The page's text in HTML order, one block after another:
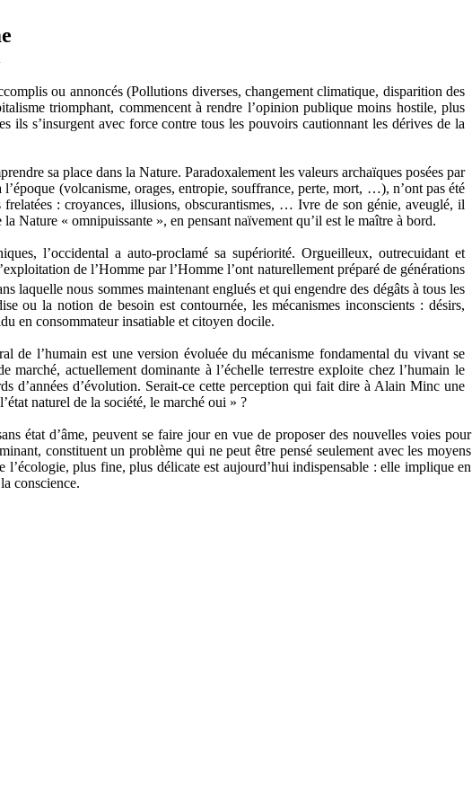
ou annoncés (Pollutions diverses, changement climatique, disparition des
triomphant, commencent à rendre l’opinion publique moins hostile, plus
s’insurgent avec force contre tous les pouvoirs cautionnant les dérives de la
sa place dans la Nature. Paradoxalement les valeurs archaïques posées par
(volcanisme, orages, entropie, souffrance, perte, mort, …), n’ont pas été
: croyances, illusions, obscurantismes, … Ivre de son génie, aveuglé, il
Nature « omnipuissante », en pensant naïvement qu’il est le maître à bord.
l’occidental a auto-proclamé sa supériorité. Orgueilleux, outrecuidant et
de l’Homme par l’Homme l’ont naturellement préparé de générations
laquelle nous sommes maintenant englués et qui engendre des dégâts à tous les
ou la notion de besoin est contournée, les mécanismes inconscients : désirs,
en consommateur insatiable et citoyen docile.
l’humain est une version évoluée du mécanisme fondamental du vivant se
marché, actuellement dominante à l’échelle terrestre exploite chez l’humain le
d’années d’évolution. Serait-ce cette perception qui fait dire à Alain Minc une
naturel de la société, le marché oui » ?
état d’âme, peuvent se faire jour en vue de proposer des nouvelles voies pour
constituent un problème qui ne peut être pensé seulement avec les moyens
plus fine, plus délicate est aujourd’hui indispensable : elle implique en
conscience.